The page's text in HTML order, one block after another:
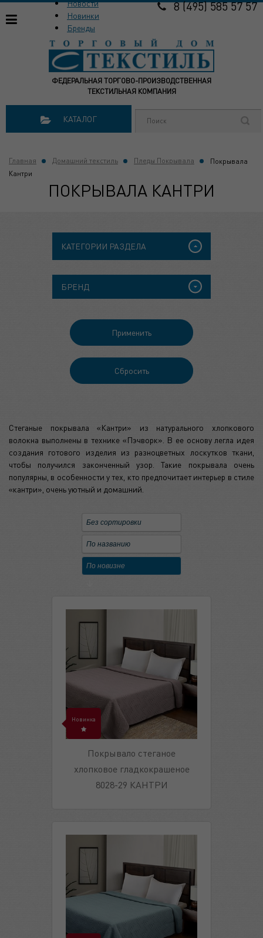
ФЕДЕРАЛЬНАЯ ТОРГОВО-ПРОИЗВОДСТВЕННАЯ
ТЕКСТИЛЬНАЯ КОМПАНИЯ
Новости
Новинки
Бренды
8 (495) 585 57 57
КАТАЛОГ
Главная Домашний текстиль Пледы Покрывала
Покрывала
Кантри
ПОКРЫВАЛА КАНТРИ
КАТЕГОРИИ РАЗДЕЛА
БРЕНД
Стеганые покрывала «Кантри» из натурального хлопкового
волокна выполнены в технике «Пэчворк». В ее основу легла идея
создания готового изделия из разноцветных лоскутков ткани,
чтобы получился законченный узор. Такие покрывала очень
популярны, в особенности у тех, кто предпочитает интерьер в стиле
«кантри», очень уютный и домашний.
Без сортировки
По названию
По новизне
Новинка
Покрывало стеганое
хлопковое гладкокрашеное
8028-29 КАНТРИ